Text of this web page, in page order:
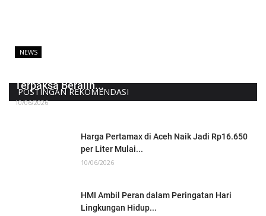
POSTINGAN REKOMENDASI
NEWS
Terpaksa Beralih...
10/06/2026
Harga Pertamax di Aceh Naik Jadi Rp16.650
per Liter Mulai...
10/06/2026
HMI Ambil Peran dalam Peringatan Hari
Lingkungan Hidup...